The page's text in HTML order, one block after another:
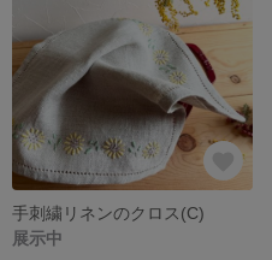
手刺繍リネンのクロス(C)
展示中